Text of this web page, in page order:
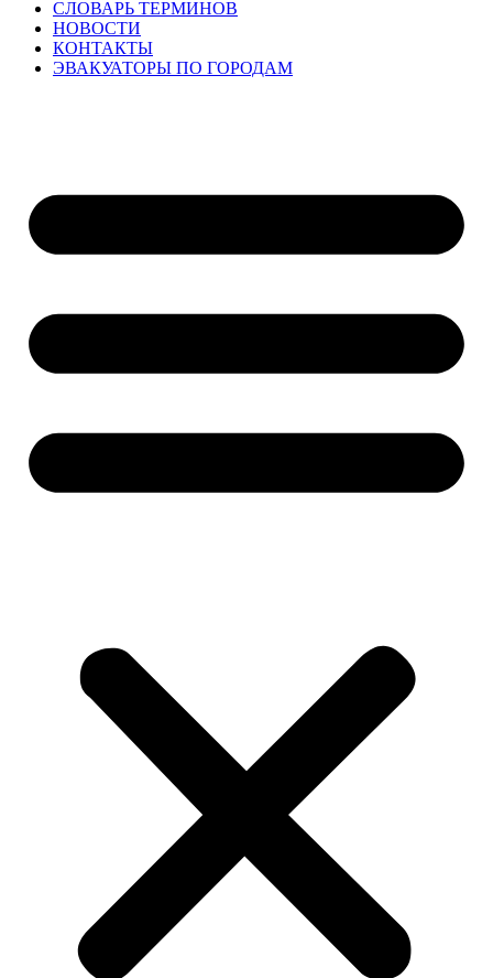
СЛОВАРЬ ТЕРМИНОВ
НОВОСТИ
КОНТАКТЫ
ЭВАКУАТОРЫ ПО ГОРОДАМ